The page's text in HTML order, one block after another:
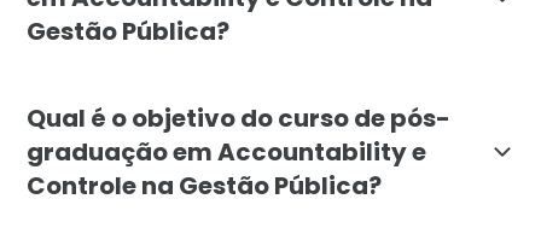
Gestão Pública?
Qual é o objetivo do curso de pós-
graduação em Accountability e
Controle na Gestão Pública?